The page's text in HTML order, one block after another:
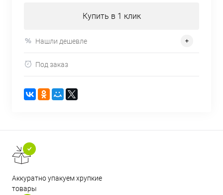
Купить в 1 клик
Нашли дешевле
Под заказ
Аккуратно упакуем хрупкие
товары